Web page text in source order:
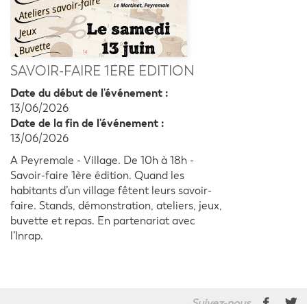
SAVOIR-FAIRE 1ÈRE ÉDITION
Date du début de l'événement :
13/06/2026
Date de la fin de l'événement :
13/06/2026
A Peyremale - Village. De 10h à 18h -
Savoir-faire 1ère édition. Quand les
habitants d’un village fêtent leurs savoir-
faire. Stands, démonstration, ateliers, jeux,
buvette et repas. En partenariat avec
l’Inrap.